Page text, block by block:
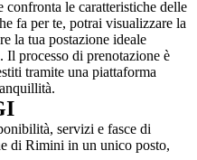
le caratteristiche delle
fa per te, potrai visualizzare la
la tua postazione ideale
Il processo di prenotazione è
tramite una piattaforma
servizi e fasce di
di Rimini in un unico posto,